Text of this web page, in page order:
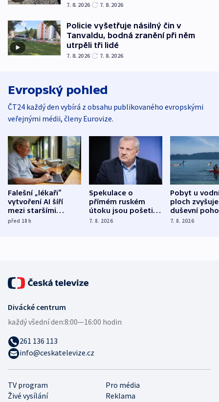
7. 8. 2026 7. 8. 2026
Policie vyšetřuje násilný čin v
Tanvaldu, bodná zranění při něm
utrpěli tři lidé
7. 8. 2026 7. 8. 2026
Evropský pohled
ČT24 každý den vybírá z obsahu publikovaného evropskými
veřejnými médii, členy Eurovize.
Falešní „lékaři“
vytvoření AI šíří
mezi staršími
Poláky nebezpečné
před 18h
Spekulace o
přímém ruském
útoku jsou pošetilé,
míní estonský
7. 8. 2026
Pobyt u
ploch zvyšuje
duševní
ukázala
7. 8. 2026
TV program
Pro média
Živé vysílání
Reklama
Divácké centrum
každý všední den:8:00—16:00 hodin
261 136 113
info@ceskatelevize.cz